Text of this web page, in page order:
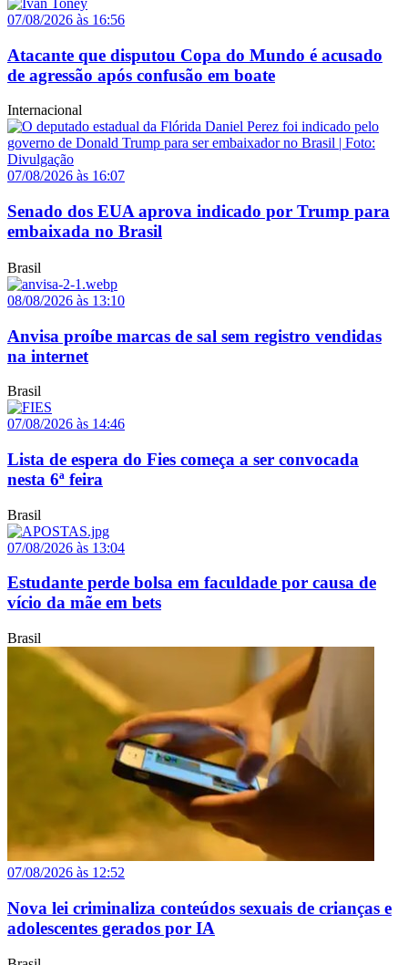
07/08/2026 às 16:56
Atacante que disputou Copa do Mundo é acusado
de agressão após confusão em boate
Internacional
07/08/2026 às 16:07
Senado dos EUA aprova indicado por Trump para
embaixada no Brasil
Brasil
08/08/2026 às 13:10
Anvisa proíbe marcas de sal sem registro vendidas
na internet
Brasil
07/08/2026 às 14:46
Lista de espera do Fies começa a ser convocada
nesta 6ª feira
Brasil
07/08/2026 às 13:04
Estudante perde bolsa em faculdade por causa de
vício da mãe em bets
Brasil
07/08/2026 às 12:52
Nova lei criminaliza conteúdos sexuais de crianças e
adolescentes gerados por IA